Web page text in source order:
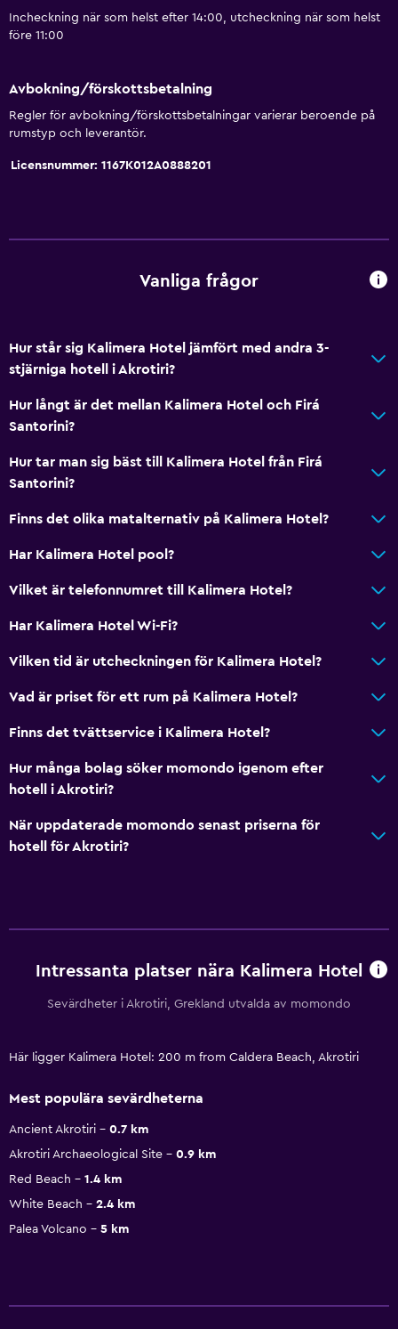
Incheckning när som helst efter 14:00, utcheckning när som helst
före 11:00
Avbokning/förskottsbetalning
Regler för avbokning/förskottsbetalningar varierar beroende på
rumstyp och leverantör.
Licensnummer: 1167K012A0888201
Vanliga frågor
Hur står sig Kalimera Hotel jämfört med andra 3-
stjärniga hotell i Akrotiri?
Hur långt är det mellan Kalimera Hotel och Firá
Santorini?
Hur tar man sig bäst till Kalimera Hotel från Firá
Santorini?
Finns det olika matalternativ på Kalimera Hotel?
Har Kalimera Hotel pool?
Vilket är telefonnumret till Kalimera Hotel?
Har Kalimera Hotel Wi-Fi?
Vilken tid är utcheckningen för Kalimera Hotel?
Vad är priset för ett rum på Kalimera Hotel?
Finns det tvättservice i Kalimera Hotel?
Hur många bolag söker momondo igenom efter
hotell i Akrotiri?
När uppdaterade momondo senast priserna för
hotell för Akrotiri?
Intressanta platser nära Kalimera Hotel
Sevärdheter i Akrotiri, Grekland utvalda av momondo
Här ligger Kalimera Hotel: 200 m from Caldera Beach, Akrotiri
Mest populära sevärdheterna
Ancient Akrotiri
0.7 km
Akrotiri Archaeological Site
0.9 km
Red Beach
1.4 km
White Beach
2.4 km
Palea Volcano
5 km